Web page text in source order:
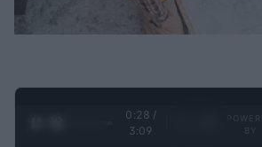
0:29 /
3:09